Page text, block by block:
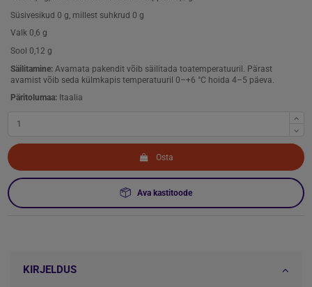
Süsivesikud 0 g, millest suhkrud 0 g
Valk 0,6 g
Sool 0,12 g
Säilitamine: Avamata pakendit võib säilitada toatemperatuuril. Pärast
avamist võib seda külmkapis temperatuuril 0–+6 °C hoida 4–5 päeva.
Päritolumaa: Itaalia
Osta
Ava kastitoode
KIRJELDUS